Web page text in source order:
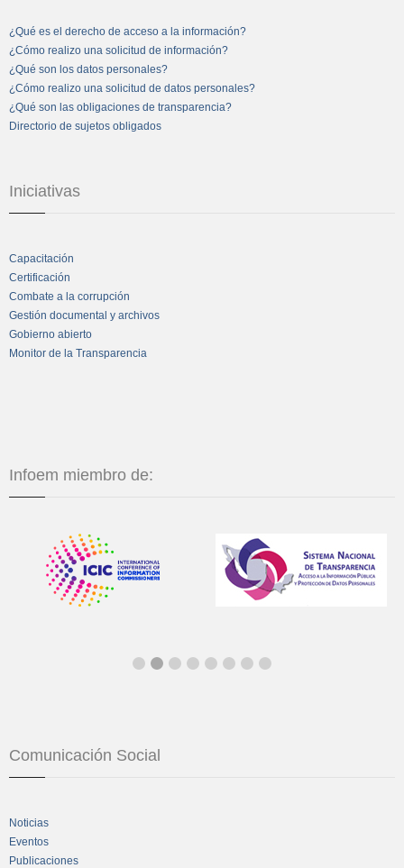
¿Qué es el derecho de acceso a la información?
¿Cómo realizo una solicitud de información?
¿Qué son los datos personales?
¿Cómo realizo una solicitud de datos personales?
¿Qué son las obligaciones de transparencia?
Directorio de sujetos obligados
Iniciativas
Capacitación
Certificación
Combate a la corrupción
Gestión documental y archivos
Gobierno abierto
Monitor de la Transparencia
Infoem miembro de:
Comunicación Social
Noticias
Eventos
Publicaciones